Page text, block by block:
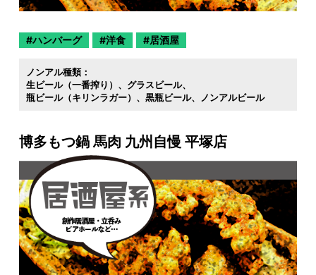
ハンバーグ 洋食 居酒屋
ノンアル種類：
生ビール（一番搾り）
グラスビール
瓶ビール（キリンラガー）
黒瓶ビール ノンアルビール
博多もつ鍋 馬肉 九州自慢 平塚店